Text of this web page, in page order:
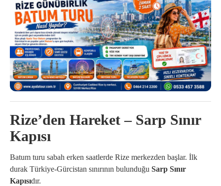
Rize’den Hareket – Sarp Sınır
Kapısı
Batum turu sabah erken saatlerde Rize merkezden başlar. İlk
durak Türkiye-Gürcistan sınırının bulunduğu Sarp Sınır
Kapısıdır.